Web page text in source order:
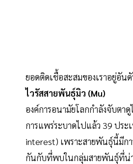
ยอดติดเชื้อสะสมของเราอยู่อั
ไวรัสสายพันธุ์มิว (Mu)
องค์การอนามัยโลกกำลังจับตา
การแพร่ระบาดไปแล้ว 39 ปร
interest) เพราะสายพันธุ์นี้มีก
กันกับที่พบในกลุ่มสายพันธุ์ที่น่า